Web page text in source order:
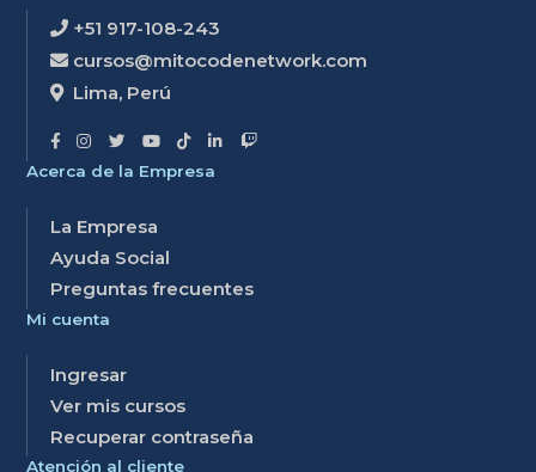
+51 917-108-243
cursos@mitocodenetwork.com
Lima, Perú
Acerca de la Empresa
La Empresa
Ayuda Social
Preguntas frecuentes
Mi cuenta
Ingresar
Ver mis cursos
Recuperar contraseña
Atención al cliente